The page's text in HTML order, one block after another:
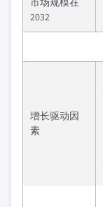
2032
增长驱动因
素